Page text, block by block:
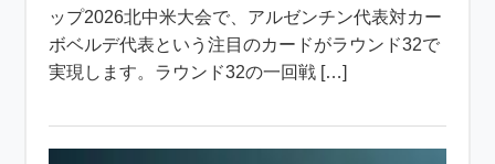
ップ2026北中米大会で、アルゼンチン代表対カー
ボベルデ代表という注目のカードがラウンド32で
実現します。ラウンド32の一回戦 […]